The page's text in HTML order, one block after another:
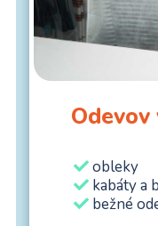
obleky
kabáty a
bežné